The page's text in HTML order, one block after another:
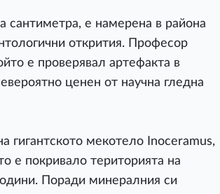
сантиметра, е намерена в района
открития. Професор
е проверявал артефакта в
ценен от научна гледна
гигантското мекотело Inoceramus,
е покривало територията на
Поради минералния си